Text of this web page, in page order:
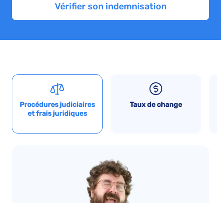
Vérifier son indemnisation
Procédures judiciaires
et frais juridiques
Taux de change